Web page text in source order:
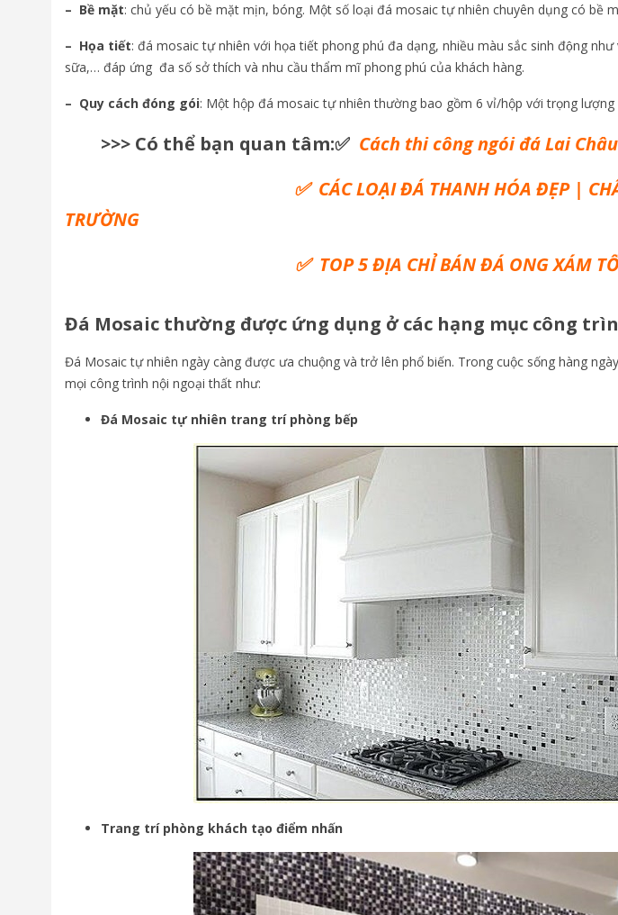
– Bề mặt: chủ yếu có bề mặt mịn, bóng. Một số loại đá mosaic tự nhiên chuyên dụng có bề
– Họa tiết: đá mosaic tự nhiên với họa tiết phong phú đa dạng, nhiều màu sắc sinh động
sữa,… đáp ứng đa số sở thích và nhu cầu thẩm mĩ phong phú của khách hàng.
– Quy cách đóng gói: Một hộp đá mosaic tự nhiên thường bao gồm 6 vỉ/hộp với trọng lượng
>>> Có thể bạn quan tâm:✅ Cách thi công ngói đá Lai
✅ CÁC LOẠI ĐÁ THANH HÓA ĐẸP |
TRƯỜNG
✅ TOP 5 ĐỊA CHỈ BÁN ĐÁ ONG XÁM
Đá Mosaic thường được ứng dụng ở các hạng mục công
Đá Mosaic tự nhiên ngày càng được ưa chuộng và trở lên phổ biến. Trong cuộc sống hàng
mọi công trình nội ngoại thất như:
Đá Mosaic tự nhiên trang trí phòng bếp
Trang trí phòng khách tạo điểm nhấn